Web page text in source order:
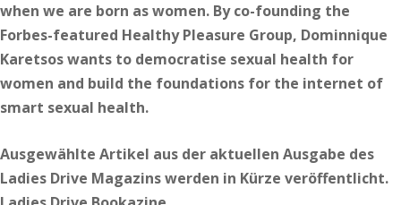
when we are born as women. By co-founding the
Forbes-featured Healthy Pleasure Group, Dominnique
Karetsos wants to democratise sexual health for
women and build the foundations for the internet of
smart sexual health.
Ausgewählte Artikel aus der aktuellen Ausgabe des
Ladies Drive Magazins werden in Kürze veröffentlicht.